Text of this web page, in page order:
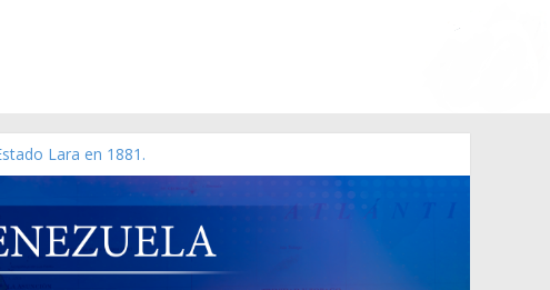
Lara en 1881.
de 2006 N° 38.394